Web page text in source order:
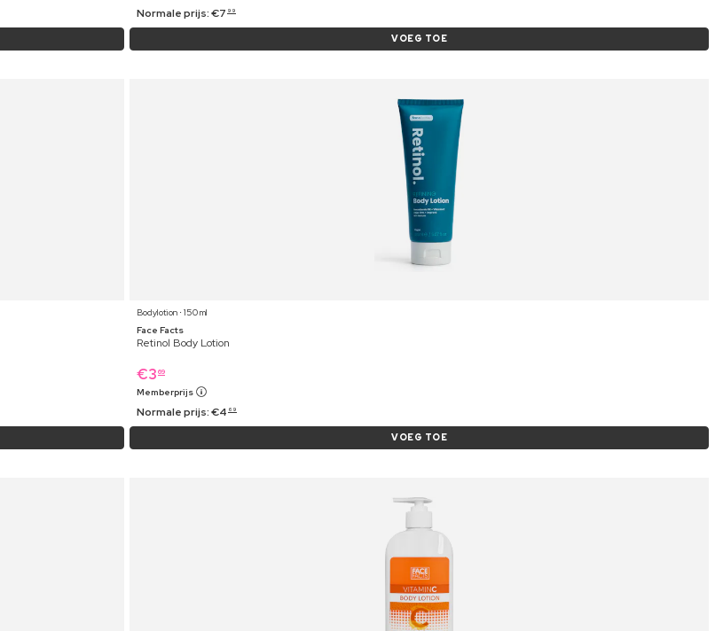
Normale prijs:€7 99
VOEG TOE
Bodylotion ⋅ 150 ml
Face Facts
Retinol Body Lotion
€3 69
Memberprijs
Normale prijs:€4 69
VOEG TOE